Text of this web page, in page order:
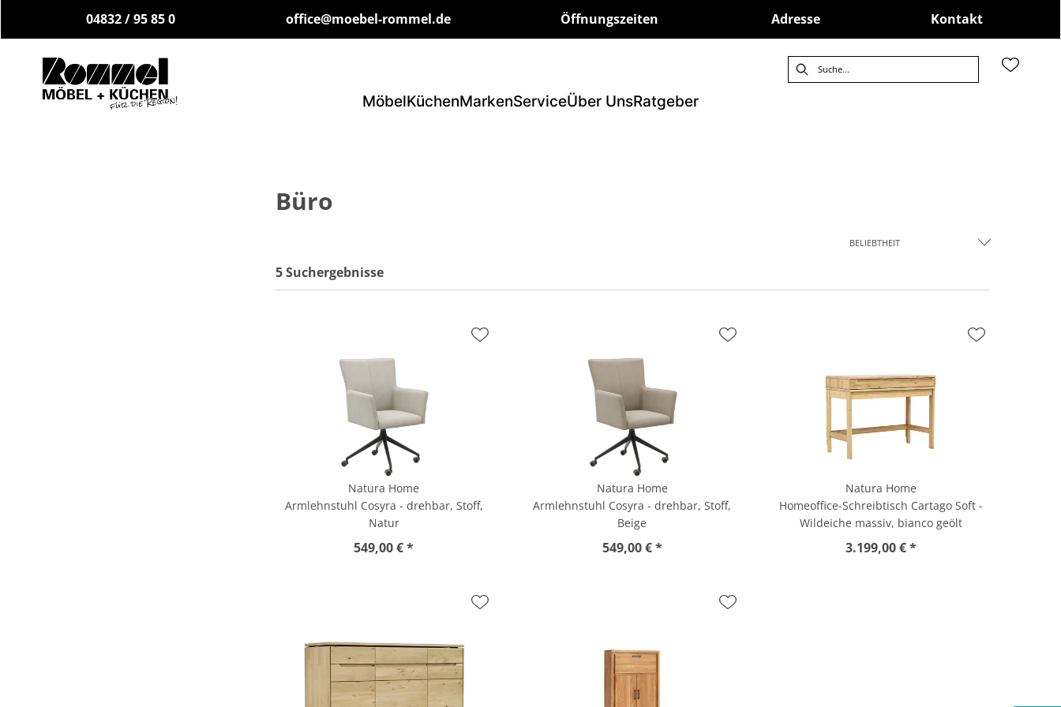
04832 / 95 85 0 office@moebel-rommel.de Öffnungszeiten Adresse Kontakt
MöbelKüchenMarkenServiceÜber UnsRatgeber
Büro
BELIEBTHEIT
5 Suchergebnisse
Natura Home
Armlehnstuhl Cosyra - drehbar, Stoff,
Natur
549,00 € *
Natura Home
Armlehnstuhl Cosyra - drehbar, Stoff,
Beige
549,00 € *
Natura Home
Homeoffice-Schreibtisch Cartago Soft -
Wildeiche massiv, bianco geölt
3.199,00 € *